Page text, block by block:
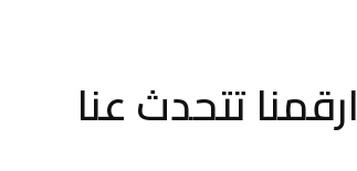
ارقمنا تتحدث عنا